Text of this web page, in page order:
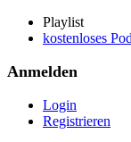
Playlist
kostenloses
Anmelden
Login
Registrieren